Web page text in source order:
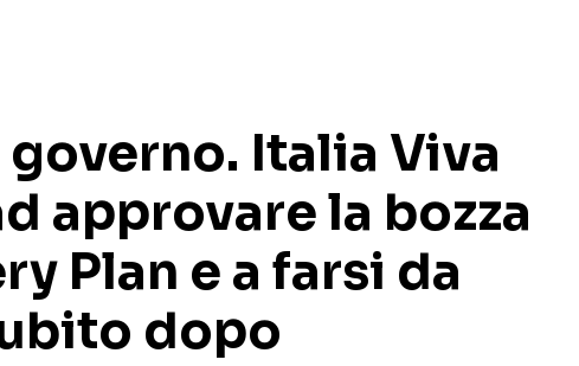
Italia Viva
approvare la bozza
Plan e a farsi da
dopo